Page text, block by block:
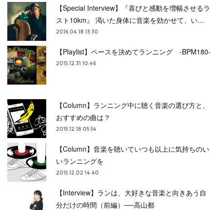
【Special Interview】『喜びと感動を増幅させるラ
スト10km』 渇いた身体に音楽を効かせて、い…
2016.04.18 13:30
【Playlist】ペースを決めてランニング -BPM180-
2015.12.31 10:46
【Column】ランニング中に聴く音楽の選び方と、
おすすめの曲は？
2015.12.18 05:54
【Column】音楽を聴いていつも以上に気持ちのい
いランニングを
2015.12.02 14:40
【Interview】ランは、大好きな音楽と向きあう自
分だけの時間（前編）──高山都